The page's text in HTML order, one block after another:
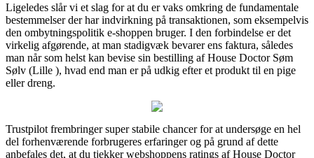
Ligeledes slår vi et slag for at du er vaks omkring de fundamentale
bestemmelser der har indvirkning på transaktionen, som eksempelvis
den ombytningspolitik e-shoppen bruger. I den forbindelse er det
virkelig afgørende, at man stadigvæk bevarer ens faktura, således
man når som helst kan bevise sin bestilling af House Doctor Søm
Sølv (Lille ), hvad end man er på udkig efter et produkt til en pige
eller dreng.
Trustpilot frembringer super stabile chancer for at undersøge en hel
del forhenværende forbrugeres erfaringer og på grund af dette
anbefales det, at du tjekker webshoppens ratings af House Doctor